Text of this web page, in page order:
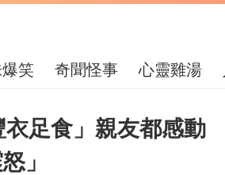
笑 奇聞怪事 心靈雞湯
衣足食」親友都感動
」